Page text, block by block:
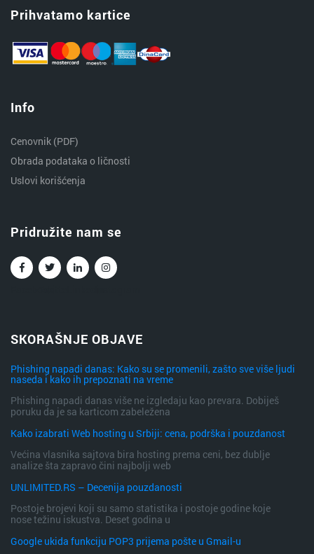
Prihvatamo kartice
Info
Cenovnik (PDF)
Obrada podataka o ličnosti
Uslovi korišćenja
Pridružite nam se
SKORAŠNJE OBJAVE
Phishing napadi danas: Kako su se promenili, zašto sve više ljudi
naseda i kako ih prepoznati na vreme
Phishing napadi danas više ne izgledaju kao prevara. Dobiješ
poruku da je sa karticom zabeležena
Kako izabrati Web hosting u Srbiji: cena, podrška i pouzdanost
Većina vlasnika sajtova bira hosting prema ceni, bez dublje
analize šta zapravo čini najbolji web
UNLIMITED.RS – Decenija pouzdanosti
Postoje brojevi koji su samo statistika i postoje godine koje
nose težinu iskustva. Deset godina u
Google ukida funkciju POP3 prijema pošte u Gmail-u